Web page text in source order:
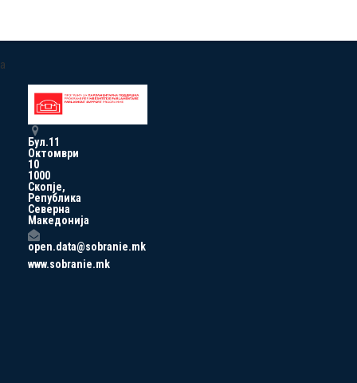
a
Бул.11
Октомври
10
1000
Скопје,
Република
Северна
Македонија
open.data@sobranie.mk
www.sobranie.mk